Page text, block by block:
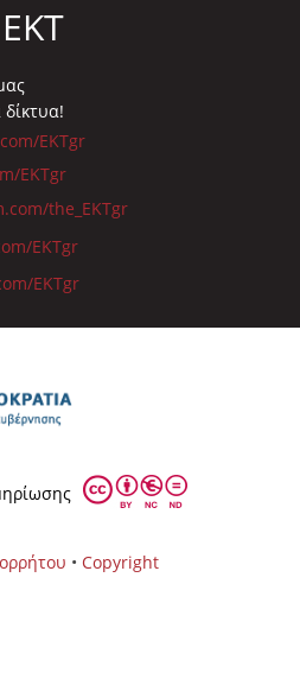
EKT
EKTgr
EKTgr
the_EKTgr
EKTgr
EKTgr
• Copyright